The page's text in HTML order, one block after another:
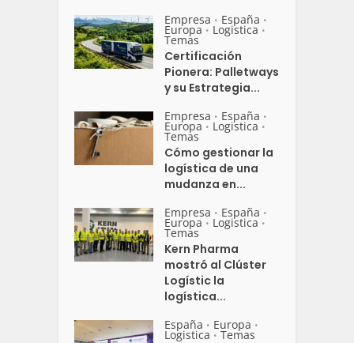
Empresa • España •
Europa • Logistica •
Temas
Certificación
Pionera: Palletways
y su Estrategia...
Empresa • España •
Europa • Logistica •
Temas
Cómo gestionar la
logística de una
mudanza en...
Empresa • España •
Europa • Logistica •
Temas
Kern Pharma
mostró al Clúster
Logístic la
logística...
España • Europa •
Logistica • Temas